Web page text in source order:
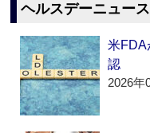
ヘルスデーニュー
米FDA
認
2026年